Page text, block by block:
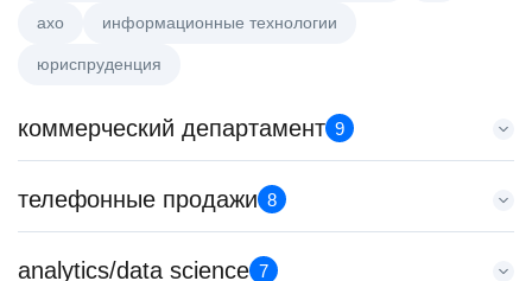
axo информационные технологии
юриспруденция
коммерческий департамент 9
Тренер по развитию компетенций продаж
HeadHunter::Коммерческий департамент
з/п не указана
телефонные продажи 8
Менеджер по продажам B2B (сегмент SMB)
analytics/data science 7